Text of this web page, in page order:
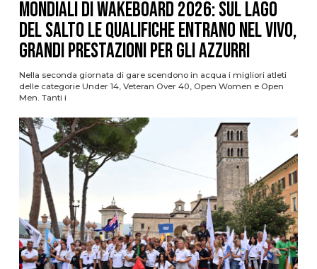
Mondiali di Wakeboard 2026: sul Lago
del Salto le qualifiche entrano nel vivo,
grandi prestazioni per gli azzurri
Nella seconda giornata di gare scendono in acqua i migliori atleti
delle categorie Under 14, Veteran Over 40, Open Women e Open
Men. Tanti i